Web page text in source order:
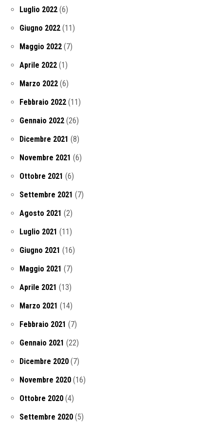
Luglio 2022 (6)
Giugno 2022 (11)
Maggio 2022 (7)
Aprile 2022 (1)
Marzo 2022 (6)
Febbraio 2022 (11)
Gennaio 2022 (26)
Dicembre 2021 (8)
Novembre 2021 (6)
Ottobre 2021 (6)
Settembre 2021 (7)
Agosto 2021 (2)
Luglio 2021 (11)
Giugno 2021 (16)
Maggio 2021 (7)
Aprile 2021 (13)
Marzo 2021 (14)
Febbraio 2021 (7)
Gennaio 2021 (22)
Dicembre 2020 (7)
Novembre 2020 (16)
Ottobre 2020 (4)
Settembre 2020 (5)